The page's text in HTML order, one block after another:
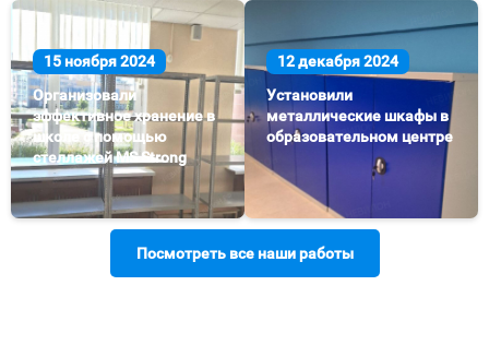
15 ноября 2024
Организовали
эффективное хранение в
школе с помощью
стеллажей MS Strong
12 декабря 2024
Установили
металлические шкафы в
образовательном центре
Посмотреть все наши работы